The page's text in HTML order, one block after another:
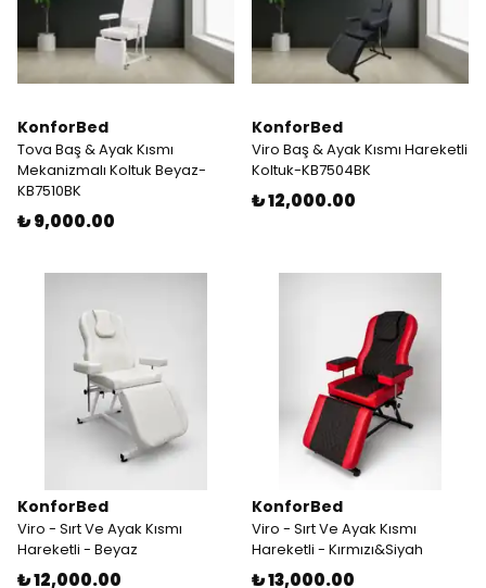
KonforBed
Tova Baş & Ayak Kısmı
Mekanizmalı Koltuk Beyaz-
KB7510BK
₺ 9,000.00
KonforBed
Viro Baş & Ayak Kısmı Hareketli
Koltuk-KB7504BK
₺ 12,000.00
KonforBed
Viro - Sırt Ve Ayak Kısmı
Hareketli - Beyaz
₺ 12,000.00
KonforBed
Viro - Sırt Ve Ayak Kısmı
Hareketli - Kırmızı&Siyah
₺ 13,000.00